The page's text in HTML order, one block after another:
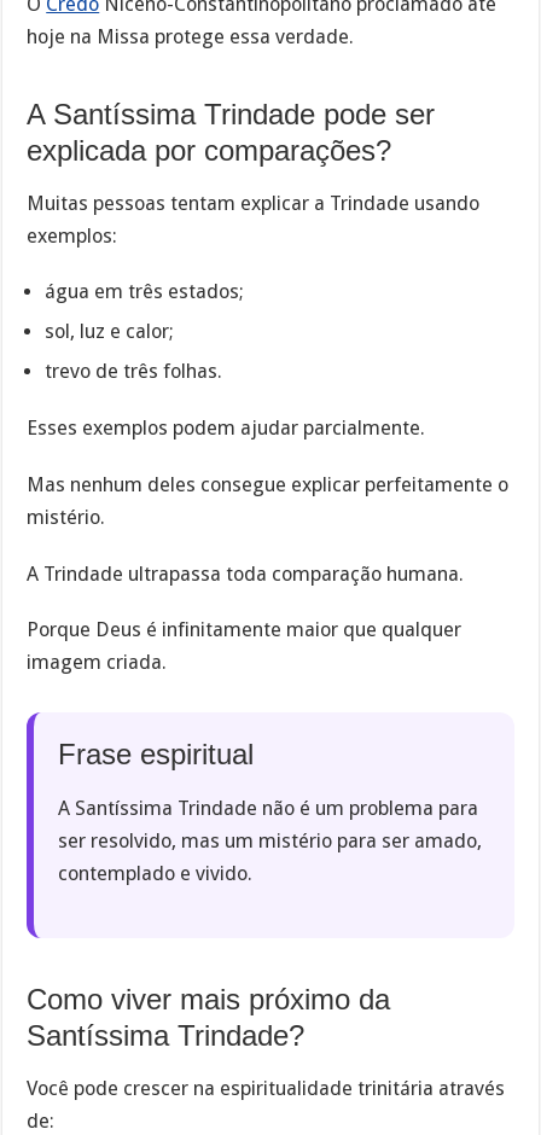
hoje na Missa protege essa verdade.
A Santíssima Trindade pode ser
explicada por comparações?
Muitas pessoas tentam explicar a Trindade usando
exemplos:
água em três estados;
sol, luz e calor;
trevo de três folhas.
Esses exemplos podem ajudar parcialmente.
Mas nenhum deles consegue explicar perfeitamente o
mistério.
A Trindade ultrapassa toda comparação humana.
Porque Deus é infinitamente maior que qualquer
imagem criada.
Frase espiritual
A Santíssima Trindade não é um problema para
ser resolvido, mas um mistério para ser amado,
contemplado e vivido.
Como viver mais próximo da
Santíssima Trindade?
Você pode crescer na espiritualidade trinitária através
de: